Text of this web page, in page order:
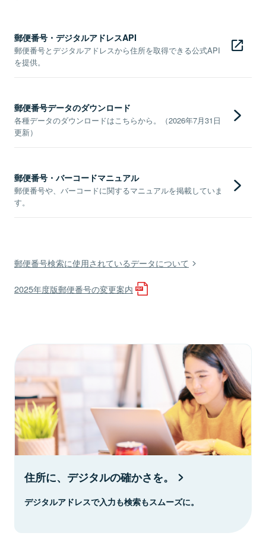
郵便番号・デジタルアドレスAPI
郵便番号とデジタルアドレスから住所を取得できる公式API
を提供。
郵便番号データのダウンロード
各種データのダウンロードはこちらから。（2026年7月31日
更新）
郵便番号・バーコードマニュアル
郵便番号や、バーコードに関するマニュアルを掲載していま
す。
郵便番号検索に使用されているデータについて
2025年度版郵便番号の変更案内
住所に、デジタルの確かさを。
デジタルアドレスで入力も検索もスムーズに。